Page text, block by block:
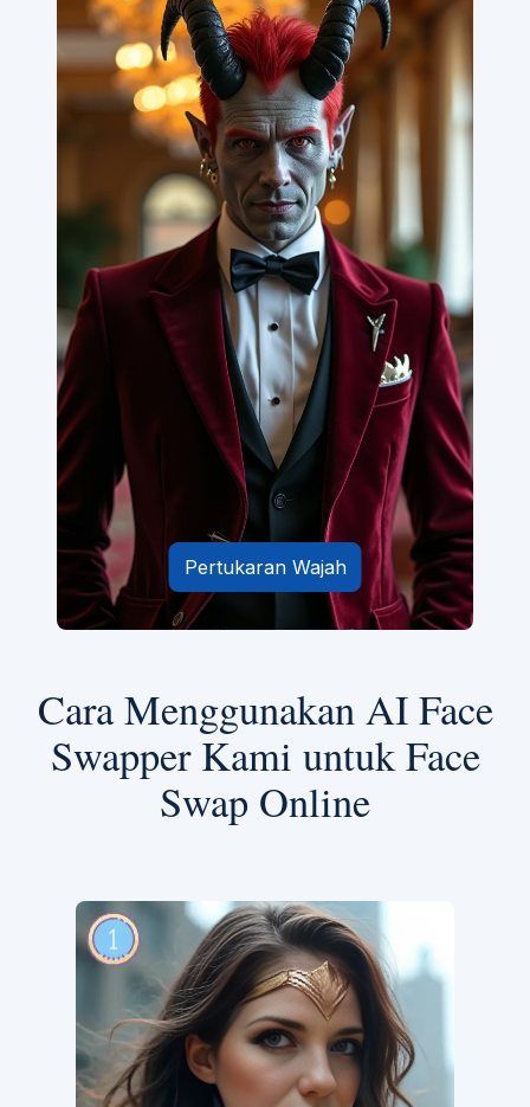
Pertukaran Wajah
Cara Menggunakan AI Face
Swapper Kami untuk Face
Swap Online